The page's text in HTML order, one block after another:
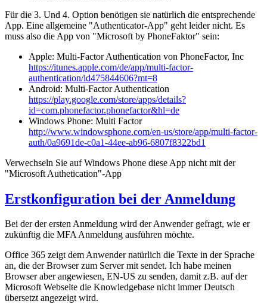
Für die 3. Und 4. Option benötigen sie natürlich die entsprechende
App. Eine allgemeine "Authenticator-App" geht leider nicht. Es
muss also die App von "Microsoft by PhoneFaktor" sein:
Apple: Multi-Factor Authentication von PhoneFactor, Inc
https://itunes.apple.com/de/app/multi-factor-
authentication/id475844606?mt=8
Android: Multi-Factor Authentication
https://play.google.com/store/apps/details?
id=com.phonefactor.phonefactor&hl=de
Windows Phone: Multi Factor
http://www.windowsphone.com/en-us/store/app/multi-factor-
auth/0a9691de-c0a1-44ee-ab96-6807f8322bd1
Verwechseln Sie auf Windows Phone diese App nicht mit der
"Microsoft Authetication"-App
Erstkonfiguration bei der Anmeldung
Bei der der ersten Anmeldung wird der Anwender gefragt, wie er
zukünftig die MFA Anmeldung ausführen möchte.
Office 365 zeigt dem Anwender natürlich die Texte in der Sprache
an, die der Browser zum Server mit sendet. Ich habe meinen
Browser aber angewiesen, EN-US zu senden, damit z.B. auf der
Microsoft Webseite die Knowledgebase nicht immer Deutsch
übersetzt angezeigt wird.